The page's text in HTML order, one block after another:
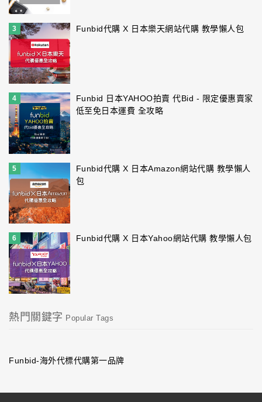
3 Funbid代購 X 日本樂天網站代購 教學懶人包
4
Funbid 日本YAHOO拍賣 代Bid - 限定優惠賣家
低至免日本運費 全攻略
5
Funbid代購 X 日本Amazon網站代購 教學懶人
包
6 Funbid代購 X 日本Yahoo網站代購 教學懶人包
熱門關鍵字 Popular Tags
Funbid-海外代標代購第一品牌